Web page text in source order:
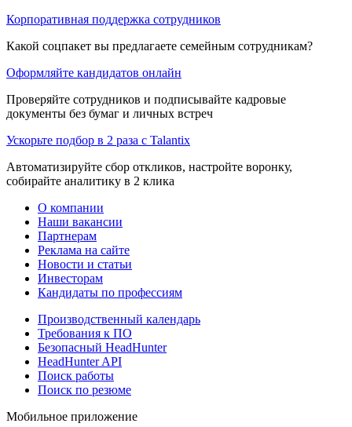
Корпоративная поддержка сотрудников
Какой соцпакет вы предлагаете семейным сотрудникам?
Оформляйте кандидатов онлайн
Проверяйте сотрудников и подписывайте кадровые
документы без бумаг и личных встреч
Ускорьте подбор в 2 раза с Talantix
Автоматизируйте сбор откликов, настройте воронку,
собирайте аналитику в 2 клика
О компании
Наши вакансии
Партнерам
Реклама на сайте
Новости и статьи
Инвесторам
Кандидаты по профессиям
Производственный календарь
Требования к ПО
Безопасный HeadHunter
HeadHunter API
Поиск работы
Поиск по резюме
Мобильное приложение